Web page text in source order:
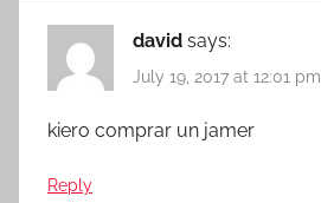
david says:
July 19, 2017 at 12:01 pm
kiero comprar un jamer
Reply